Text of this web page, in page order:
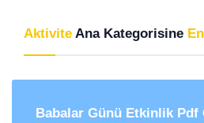
Aktivite Ana Kategorisine
Babalar Günü Etkinlik Pdf